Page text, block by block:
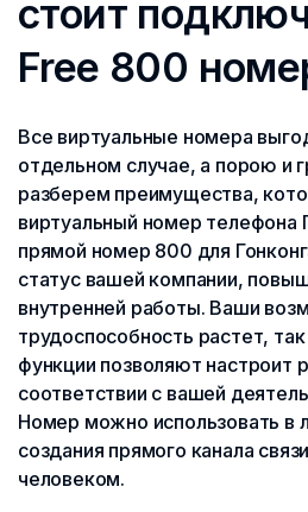
стоит
Free 800
Все виртуальные номера
отдельном случае, а порою и
разберем преимущества,
виртуальный номер телефона
прямой номер 800 для
статус вашей компании,
внутренней работы. Ваши
трудоспособность растет,
функции позволяют настроит
соответствии с вашей
Номер можно использовать в
создания прямого канала
человеком.